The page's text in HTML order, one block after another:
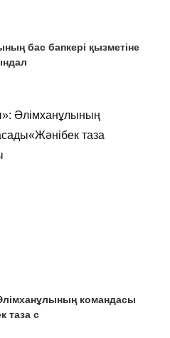
бас бапкері қызметіне
командасы
таза с